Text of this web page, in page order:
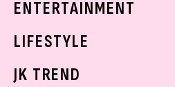
ベストコスメ
ボディケア
学校ヘアメイク
ENTERTAINMENT
K-POP
LIFESTYLE
JK TREND